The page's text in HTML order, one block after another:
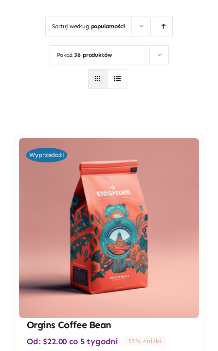
Sortuj według popularności
Pokaż 36 produktów
Wyprzedaż!
Orgins Coffee Bean
Od: $22.00 co 5 tygodni 11% zniżki